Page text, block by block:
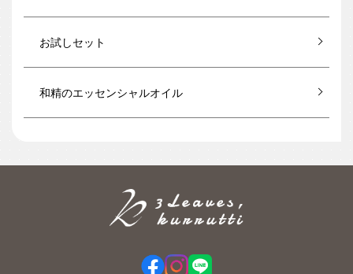
お試しセット
和精のエッセンシャルオイル